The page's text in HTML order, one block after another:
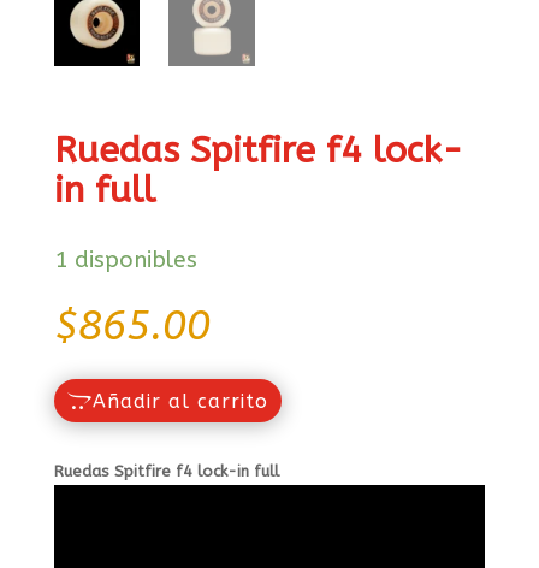
Ruedas Spitfire f4 lock-
in full
1 disponibles
$865.00
Añadir al carrito
Ruedas Spitfire f4 lock-in full